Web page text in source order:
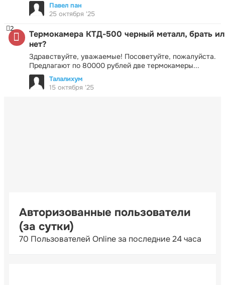
Павел пан
25 октября '25
Термокамера КТД-500 черный металл, брать
нет?
Здравствуйте, уважаемые! Посоветуйте, пожалуйста.
Предлагают по 80000 рублей две термокамеры...
2
Талалихум
15 октября '25
Авторизованные пользователи
(за сутки)
70 Пользователей Online за последние 24 часа